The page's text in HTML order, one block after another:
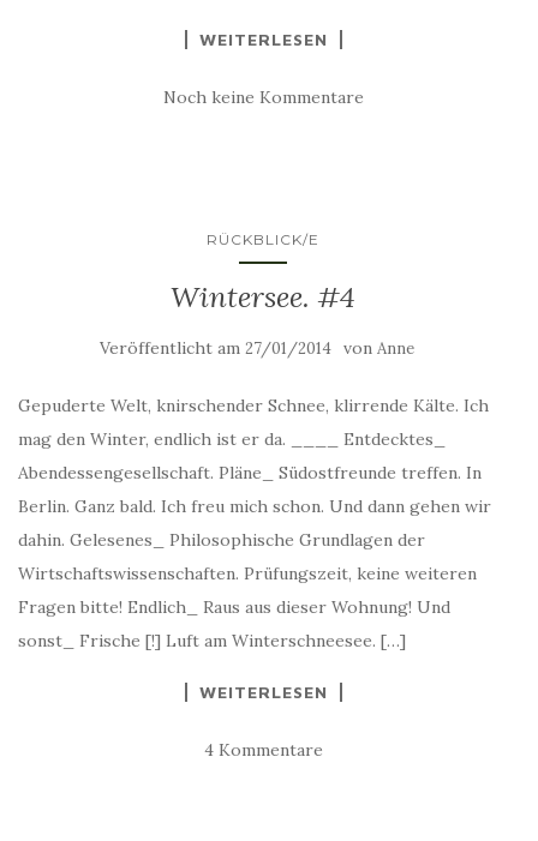
WEITERLESEN
Noch keine Kommentare
RÜCKBLICK/E
Wintersee. #4
Veröffentlicht am 27/01/2014 von Anne
Gepuderte Welt, knirschender Schnee, klirrende Kälte. Ich
mag den Winter, endlich ist er da. ____ Entdecktes_
Abendessengesellschaft. Pläne_ Südostfreunde treffen. In
Berlin. Ganz bald. Ich freu mich schon. Und dann gehen wir
dahin. Gelesenes_ Philosophische Grundlagen der
Wirtschaftswissenschaften. Prüfungszeit, keine weiteren
Fragen bitte! Endlich_ Raus aus dieser Wohnung! Und
sonst_ Frische [!] Luft am Winterschneesee. […]
WEITERLESEN
4 Kommentare